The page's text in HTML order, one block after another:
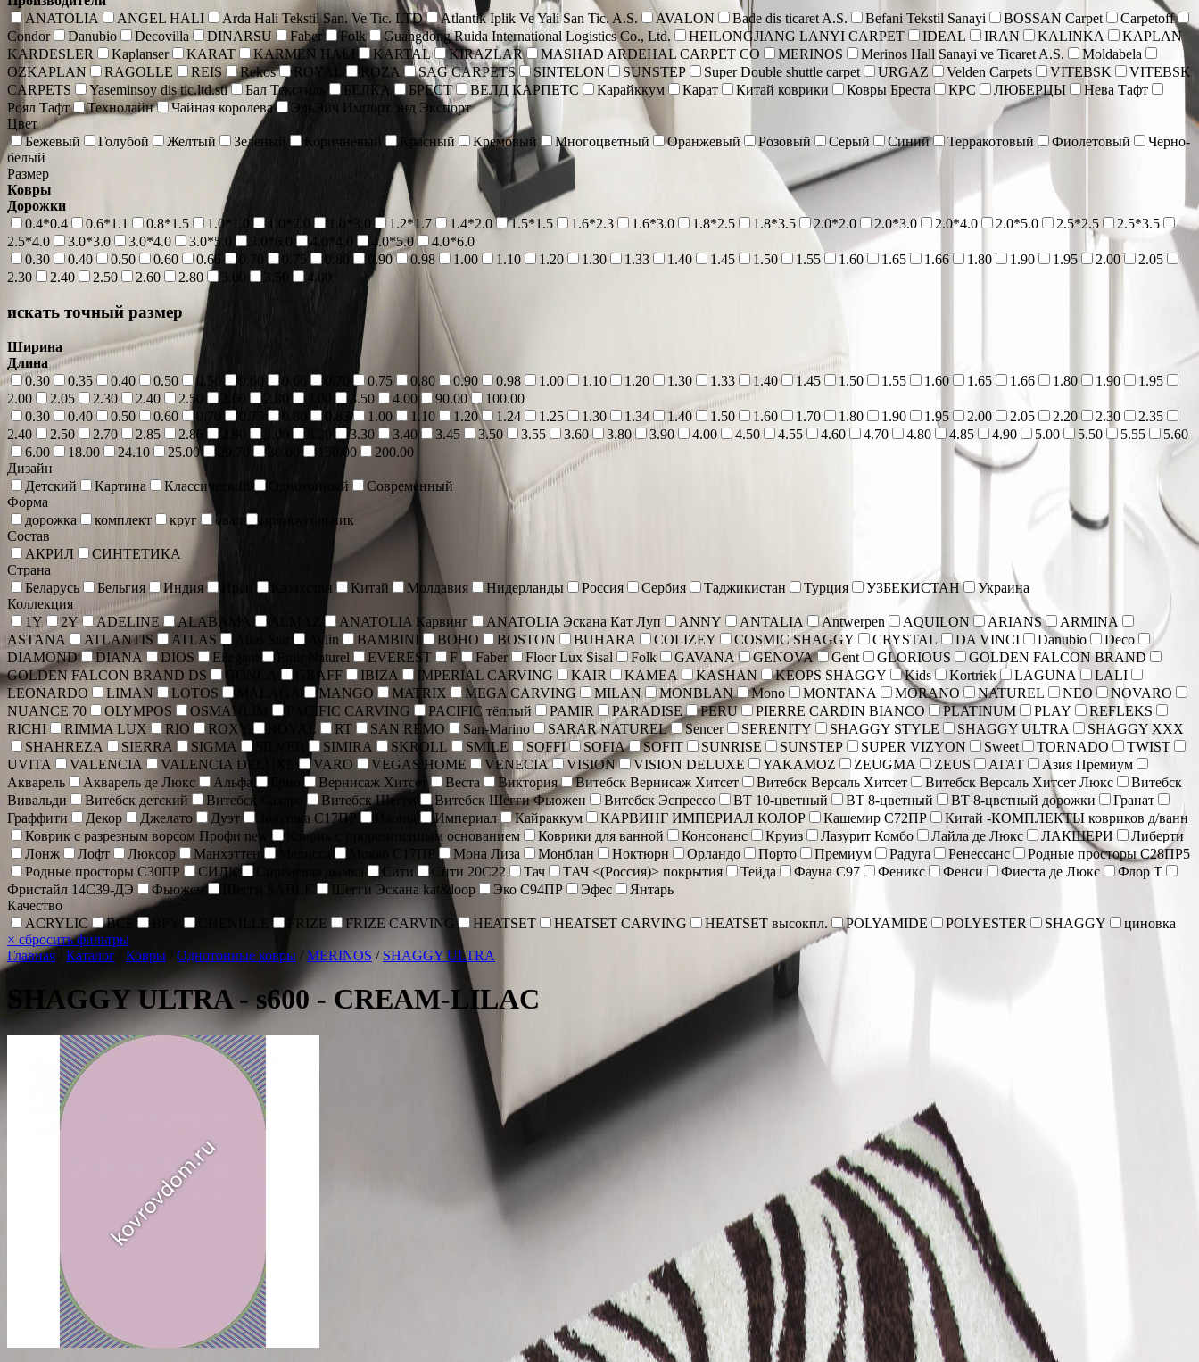
ANATOLIA
ANGEL HALI Arda Hali Tekstil San. Ve Tic. LTD Atlantik Iplik Ve Yali San Tic. A.S. AVALON Bade dis ticaret A.S. Befani Tekstil Sanayi BOSSAN Carpet
Carpetoff
Condor
Danubio Decovilla DINARSU Faber Folk Guangdong Ruida International Logistics Co., Ltd. HEILONGJIANG LANYI CARPET IDEAL IRAN KALINKA
KAPLAN
KARDESLER
Kaplanser KARAT KARMEN HALI KARTAL KIRAZLAR MASHAD ARDEHAL CARPET CO MERINOS Merinos Hall Sanayi ve Ticaret A.S.
Moldabela
OZKAPLAN
RAGOLLE REIS Rekos ROYAL ROZA SAG CARPETS SINTELON SUNSTEP Super Double shuttle carpet URGAZ Velden Carpets VITEBSK
VITEBSK
CARPETS
Yaseminsoy dis tic.ltd.sti Бал Текстиль БЕЛКА БРЕСТ ВЕЛД КАРПЕТС Карайккум Карат Китай коврики Ковры Бреста КРС ЛЮБЕРЦЫ
Нева Тафт
Роял Тафт
Технолайн Чайная королева
ЭльЭйч Импорт энд Экспорт
Цвет
Бежевый
Голубой Желтый Зеленый Коричневый Красный Кремовый Многоцветный Оранжевый Розовый Серый Синий Терракотовый Фиолетовый
Черно-
белый
Размер
Ковры
Дорожки
0.4*0.4
0.6*1.1 0.8*1.5 1.0*1.0 1.0*2.0 1.0*3.0 1.2*1.7 1.4*2.0 1.5*1.5 1.6*2.3 1.6*3.0 1.8*2.5 1.8*3.5 2.0*2.0 2.0*3.0 2.0*4.0 2.0*5.0 2.5*2.5
2.5*3.5
2.5*4.0
3.0*3.0 3.0*4.0 3.0*5.0 3.0*6.0 4.0*4.0 4.0*5.0
4.0*6.0
0.30
0.40 0.50 0.60 0.66 0.70 0.75 0.80 0.90 0.98 1.00 1.10 1.20 1.30 1.33 1.40 1.45 1.50 1.55 1.60 1.65 1.66 1.80 1.90 1.95 2.00
2.05
2.30
2.40 2.50 2.60 2.80 3.00 3.50 4.00
искать точный размер
Ширина
Длина
0.30
0.35 0.40 0.50 0.56 0.60 0.75 0.80 0.90 0.98 1.00 1.10 1.20 1.30 1.33 1.40 1.45 1.50 1.55 1.60 1.65 1.66 1.80 1.90
1.95
2.00
2.05 2.30 2.40 2.50 2.60 2.80 3.50 4.00 90.00
100.00
0.30
0.40 0.50 0.60 0.70 1.00 1.10 1.20 1.24 1.25 1.30 1.34 1.40 1.50 1.60 1.70 1.80 1.90 1.95 2.00 2.05 2.20 2.30
2.35
2.40
2.50 2.70 2.85 2.86 3.00 3.20 3.30 3.40 3.45 3.50 3.55 3.60 3.80 3.90 4.00 4.50 4.55 4.60 4.70 4.80 4.85 4.90 5.00 5.50 5.55
5.60
6.00
18.00 24.10 25.00 30.00 150.00
200.00
Дизайн
Детский
Картина Классический Однотонный
Современный
Форма
дорожка
комплект круг овал
прямоугольник
Состав
АКРИЛ
СИНТЕТИКА
Страна
Беларусь
Бельгия Индия Казахстан Китай Молдавия Нидерланды Россия Сербия Таджикистан Турция УЗБЕКИСТАН
Украина
Коллекция
1Y
2Y ADELINE ALABAMA ANATOLIA Карвинг ANATOLIA Эскана Кат Луп ANNY ANTALIA Antwerpen AQUILON ARIANS
ARMINA
ASTANA
ATLANTIS ATLAS Aylin BAMBINI BOHO BOSTON BUHARA COLIZEY COSMIC SHAGGY CRYSTAL DA VINCI Danubio
Deco
DIAMOND
DIANA DIOS Eilegant Emir Naturel EVEREST F Faber Floor Lux Sisal Folk GAVANA GENOVA Gent GLORIOUS
GOLDEN FALCON BRAND
GOLDEN FALCON BRAND DS
GONCA GRAFF IBIZA IMPERIAL CARVING KAIR KAMEA KASHAN KEOPS SHAGGY Kids Kortriek LAGUNA
LALI
LEONARDO
LIMAN LOTOS MANGO MATRIX MEGA CARVING MILAN MONBLAN Mono MONTANA MORANO NATUREL NEO
NOVARO
NUANCE 70
OLYMPOS OSMANLIM PACIFIC CARVING PACIFIC тёплый PAMIR PARADISE PERU PIERRE CARDIN BIANCO PLATINUM PLAY
REFLEKS
RICHI
RIMMA LUX RIO ROXY ROYAL RT SAN REMO San-Marino SARAR NATUREL Sencer SERENITY SHAGGY STYLE SHAGGY ULTRA
SHAGGY XXX
SHAHREZA
SIERRA SIGMA SIMIRA SKROLL SMILE SOFFI SOFIA SOFIT SUNRISE SUNSTEP SUPER VIZYON Sweet TORNADO
TWIST
UVITA
VALENCIA VALENCIA DELUXE VARO VEGAS HOME VENECIA VISION VISION DELUXE YAKAMOZ ZEUGMA ZEUS АГАТ
Азия Премиум
Акварель
Акварель де Люкс Альфа Вернисаж Хитсет Веста Виктория Витебск Вернисаж Хитсет Витебск Версаль Хитсет Витебск Версаль Хитсет Люкс
Витебск
Вивальди
Витебск детский Витебск Сахара Витебск Шегги Витебск Шегги Фьюжен Витебск Эспрессо ВТ 10-цветный ВТ 8-цветный ВТ 8-цветный дорожки
Гранат
Граффити
Декор Джелато Дуэт Золушка С17ПР Империал Кайраккум КАРВИНГ ИМПЕРИАЛ КОЛОР Кашемир С72ПР
Китай -КОМПЛЕКТЫ ковриков д/ванн
Коврик c разрезным ворсом Профи new
Коврик с прорезиненным основанием Коврики для ванной Консонанс Круиз Лазурит Комбо Лайла де Люкс ЛАКШЕРИ
Либерти
Лонж
Лофт Люксор Манхэттен Мокко С17ПР Мона Лиза Монблан Ноктюрн Орландо Порто Премиум Радуга Ренессанс
Родные просторы С28ПР5
Родные просторы С30ПР
СИЛК Сити Сити 20С22 Тач ТАЧ <(Россия)> покрытия Тейда Фауна С97 Феникс Фенси Фиеста де Люкс
Флор Т
Фристайл 14С39-ДЭ
Фьюжен Шегги Эскана kat&loop Эко С94ПР Эфес
Янтарь
Качество
ACRYLIC
BCF FRIZE FRIZE CARVING HEATSET HEATSET CARVING HEATSET высокпл. POLYAMIDE POLYESTER SHAGGY
циновка
× сбросить фильтры
Главная
Каталог Ковры Однотонные ковры / MERINOS / SHAGGY ULTRA
SHAGGY ULTRA - s600 - CREAM-LILAC